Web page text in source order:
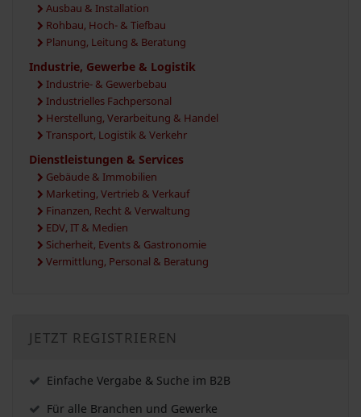
Ausbau & Installation
Rohbau, Hoch- & Tiefbau
Planung, Leitung & Beratung
Industrie, Gewerbe & Logistik
Industrie- & Gewerbebau
Industrielles Fachpersonal
Herstellung, Verarbeitung & Handel
Transport, Logistik & Verkehr
Dienstleistungen & Services
Gebäude & Immobilien
Marketing, Vertrieb & Verkauf
Finanzen, Recht & Verwaltung
EDV, IT & Medien
Sicherheit, Events & Gastronomie
Vermittlung, Personal & Beratung
JETZT REGISTRIEREN
Einfache Vergabe & Suche im B2B
Für alle Branchen und Gewerke